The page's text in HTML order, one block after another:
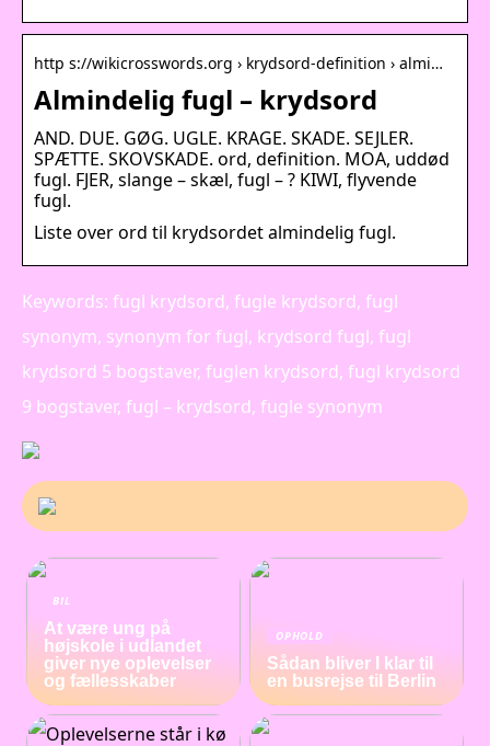
http s://wikicrosswords.org › krydsord-definition › almi…
Almindelig fugl – krydsord
AND. DUE. GØG. UGLE. KRAGE. SKADE. SEJLER.
SPÆTTE. SKOVSKADE. ord, definition. MOA, uddød
fugl. FJER, slange – skæl, fugl – ? KIWI, flyvende
fugl.
Liste over ord til krydsordet almindelig fugl.
Keywords: fugl krydsord, fugle krydsord, fugl
synonym, synonym for fugl, krydsord fugl, fugl
krydsord 5 bogstaver, fuglen krydsord, fugl krydsord
9 bogstaver, fugl – krydsord, fugle synonym
BIL
At være ung på
højskole i udlandet
giver nye oplevelser
og fællesskaber
OPHOLD
Sådan bliver I klar til
en busrejse til Berlin